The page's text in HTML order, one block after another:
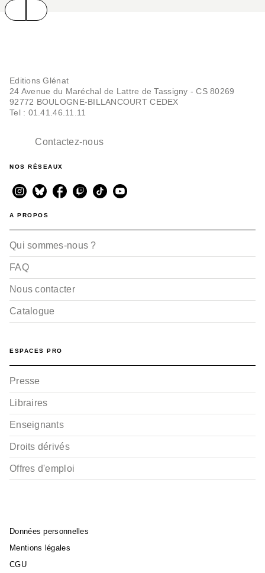
Editions Glénat
24 Avenue du Maréchal de Lattre de Tassigny - CS 80269
92772 BOULOGNE-BILLANCOURT CEDEX
Tel : 01.41.46.11.11
Contactez-nous
NOS RÉSEAUX
A PROPOS
Qui sommes-nous ?
FAQ
Nous contacter
Catalogue
ESPACES PRO
Presse
Libraires
Enseignants
Droits dérivés
Offres d'emploi
Données personnelles
Mentions légales
CGU